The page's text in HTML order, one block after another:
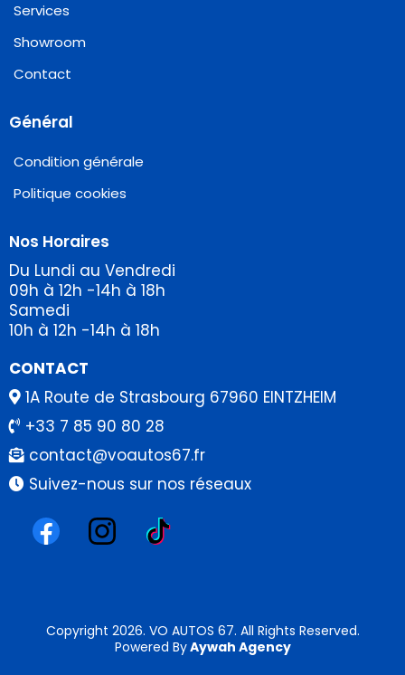
Services
Showroom
Contact
Général
Condition générale
Politique cookies
Nos Horaires
Du Lundi au Vendredi
09h à 12h -14h à 18h
Samedi
10h à 12h -14h à 18h
CONTACT
1A Route de Strasbourg 67960 EINTZHEIM
+33 7 85 90 80 28
contact@voautos67.fr
Suivez-nous sur nos réseaux
Copyright 2026. VO AUTOS 67. All Rights Reserved.
Powered ByAywah Agency